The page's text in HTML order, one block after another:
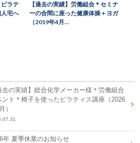
ピラテ
宅へ
【過去の実績】労働組合＊セミナ
ーの合間に座った健康体操＋ヨガ
（2019年4月…
去の実績】総合化学メーカー様＊労働組合
ント＊椅子を使ったピラティス講座（2026
）
年 夏季休業のお知らせ